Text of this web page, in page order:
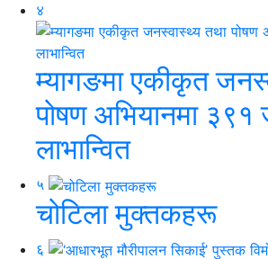
४
म्यागङमा एकीकृत
पोषण अभियानमा ३९१
लाभान्वित
५
चोटिला मुक्तकहरू
६